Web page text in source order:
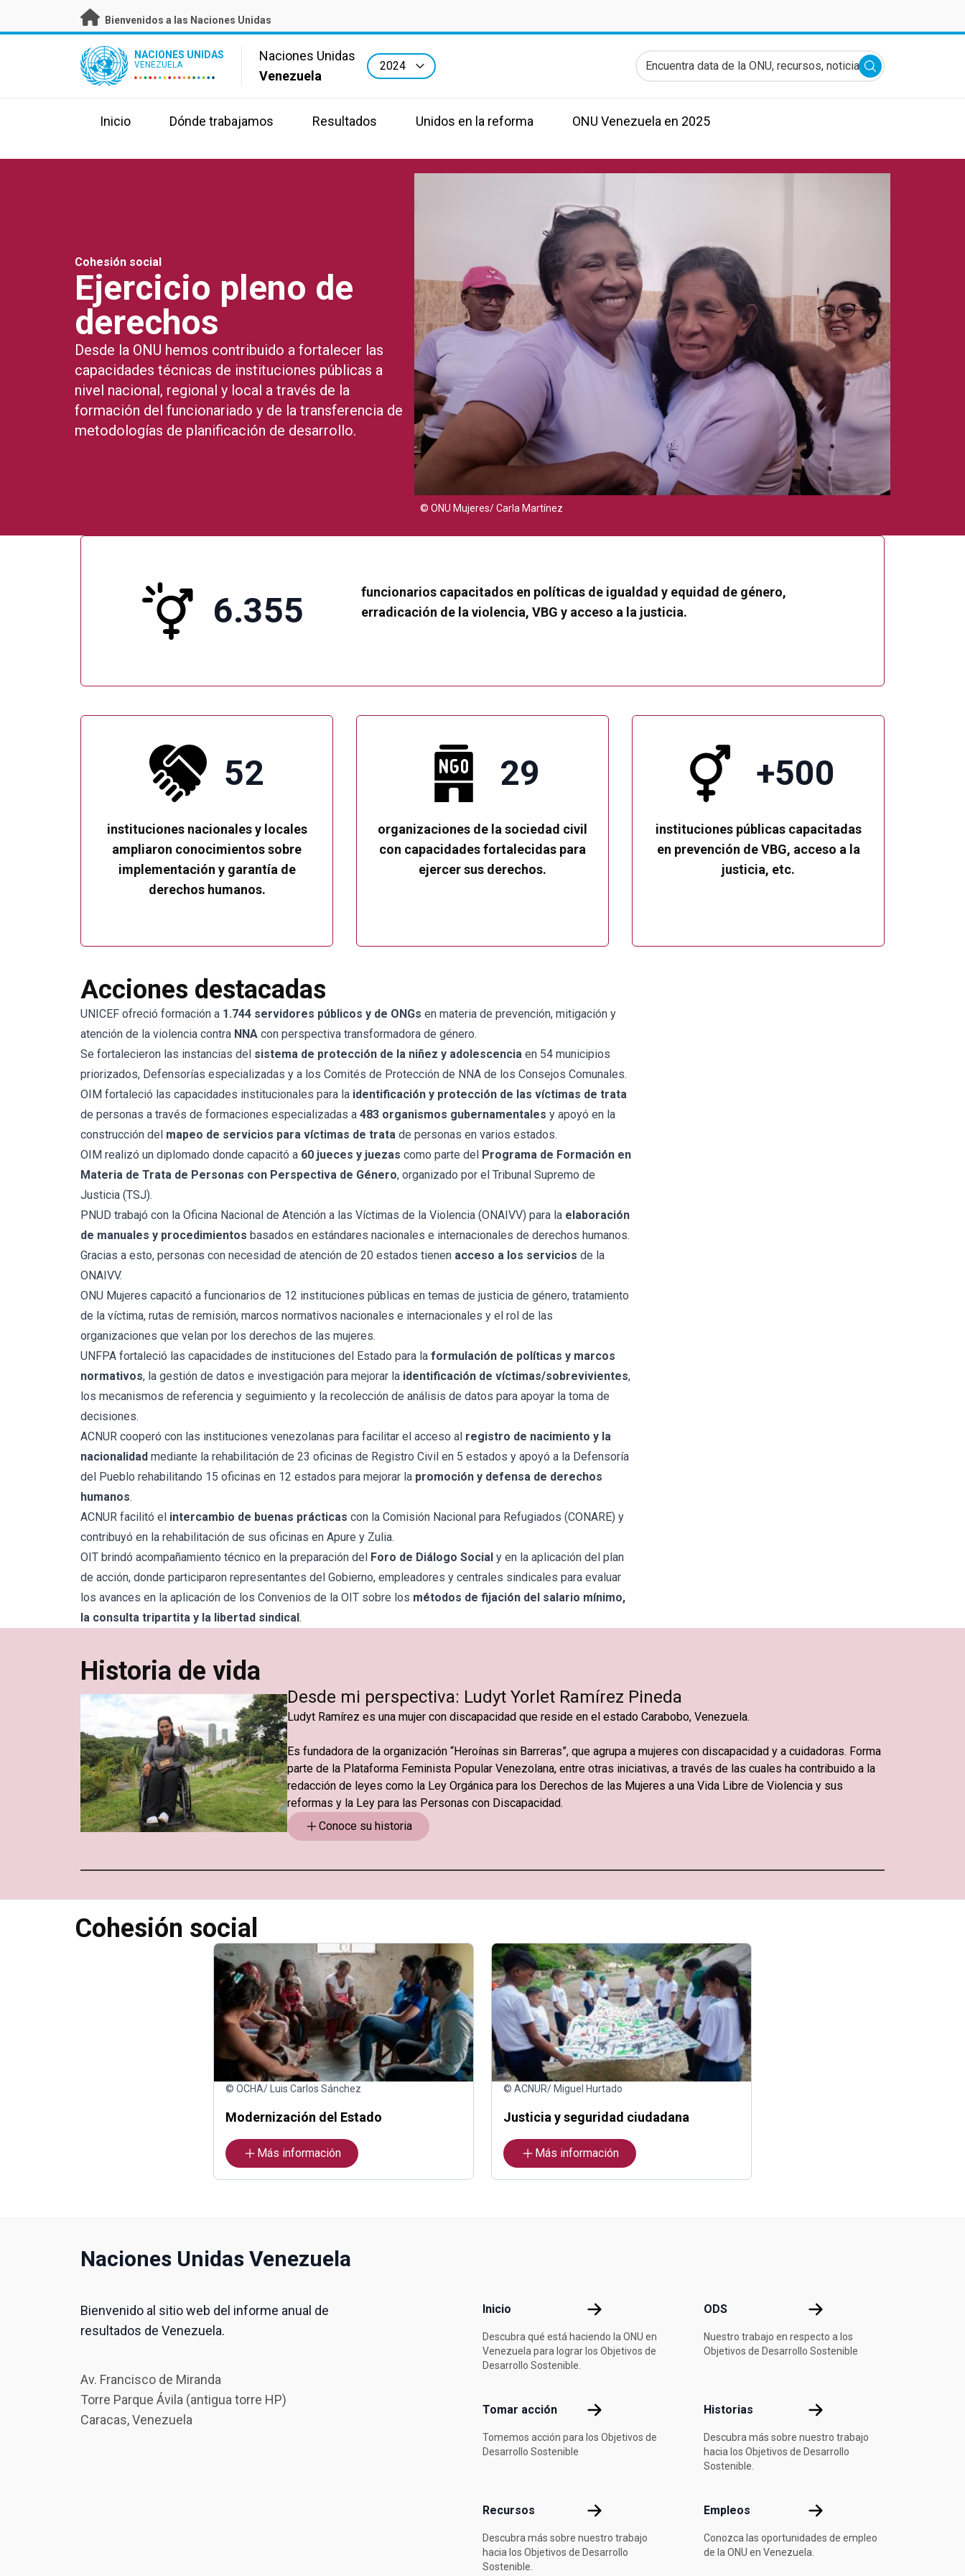
Bienvenidos a las Naciones Unidas
UN Logo NACIONES UNIDAS
VENEZUELA
Naciones Unidas
Venezuela
Encuentra data de la ONU, recursos, noticias y más...
Submit search
Inicio Dónde trabajamos Resultados Unidos en la reforma ONU Venezuela en 2025
Cohesión social
Ejercicio pleno de
derechos
Desde la ONU hemos contribuido a fortalecer las
capacidades técnicas de instituciones públicas a
nivel nacional, regional y local a través de la
formación del funcionariado y de la transferencia de
metodologías de planificación de desarrollo.
© ONU Mujeres/ Carla Martínez
6.355
funcionarios capacitados en políticas de igualdad y equidad de género,
erradicación de la violencia, VBG y acceso a la justicia.
52
instituciones nacionales y locales
ampliaron conocimientos sobre
implementación y garantía de
derechos humanos.
29
organizaciones de la sociedad civil
con capacidades fortalecidas para
ejercer sus derechos.
+500
instituciones públicas capacitadas
en prevención de VBG, acceso a la
justicia, etc.
Acciones destacadas
UNICEF ofreció formación a 1.744 servidores públicos y de ONGs en materia de prevención, mitigación y
atención de la violencia contra NNA con perspectiva transformadora de género.
Se fortalecieron las instancias del sistema de protección de la niñez y adolescencia en 54 municipios
priorizados, Defensorías especializadas y a los Comités de Protección de NNA de los Consejos Comunales.
OIM fortaleció las capacidades institucionales para la identificación y protección de las víctimas de trata
de personas a través de formaciones especializadas a 483 organismos gubernamentales y apoyó en la
construcción del mapeo de servicios para víctimas de trata de personas en varios estados.
OIM realizó un diplomado donde capacitó a 60 jueces y juezas como parte del Programa de Formación en
Materia de Trata de Personas con Perspectiva de Género, organizado por el Tribunal Supremo de
Justicia (TSJ).
PNUD trabajó con la Oficina Nacional de Atención a las Víctimas de la Violencia (ONAIVV) para la elaboración
de manuales y procedimientos basados en estándares nacionales e internacionales de derechos humanos.
Gracias a esto, personas con necesidad de atención de 20 estados tienen acceso a los servicios de la
ONAIVV.
ONU Mujeres capacitó a funcionarios de 12 instituciones públicas en temas de justicia de género, tratamiento
de la víctima, rutas de remisión, marcos normativos nacionales e internacionales y el rol de las
organizaciones que velan por los derechos de las mujeres.
UNFPA fortaleció las capacidades de instituciones del Estado para la formulación de políticas y marcos
normativos, la gestión de datos e investigación para mejorar la identificación de víctimas/sobrevivientes,
los mecanismos de referencia y seguimiento y la recolección de análisis de datos para apoyar la toma de
decisiones.
ACNUR cooperó con las instituciones venezolanas para facilitar el acceso al registro de nacimiento y la
nacionalidad mediante la rehabilitación de 23 oficinas de Registro Civil en 5 estados y apoyó a la Defensoría
del Pueblo rehabilitando 15 oficinas en 12 estados para mejorar la promoción y defensa de derechos
humanos.
ACNUR facilitó el intercambio de buenas prácticas con la Comisión Nacional para Refugiados (CONARE) y
contribuyó en la rehabilitación de sus oficinas en Apure y Zulia.
OIT brindó acompañamiento técnico en la preparación del Foro de Diálogo Social y en la aplicación del plan
de acción, donde participaron representantes del Gobierno, empleadores y centrales sindicales para evaluar
los avances en la aplicación de los Convenios de la OIT sobre los métodos de fijación del salario mínimo,
la consulta tripartita y la libertad sindical.
Historia de vida
Desde mi perspectiva: Ludyt Yorlet Ramírez Pineda
Ludyt Ramírez es una mujer con discapacidad que reside en el estado Carabobo, Venezuela.
Es fundadora de la organización “Heroínas sin Barreras”, que agrupa a mujeres con discapacidad y a cuidadoras. Forma
parte de la Plataforma Feminista Popular Venezolana, entre otras iniciativas, a través de las cuales ha contribuido a la
redacción de leyes como la Ley Orgánica para los Derechos de las Mujeres a una Vida Libre de Violencia y sus
reformas y la Ley para las Personas con Discapacidad.
Conoce su historia
© OCHA/ Luis Carlos Sánchez
Modernización del Estado
Más información
© ACNUR/ Miguel Hurtado
Justicia y seguridad ciudadana
Más información
Cohesión social
Naciones Unidas Venezuela
Bienvenido al sitio web del informe anual de
resultados de Venezuela.
Av. Francisco de Miranda
Torre Parque Ávila (antigua torre HP)
Caracas, Venezuela
Inicio Inicio
Descubra qué está haciendo la ONU en
Venezuela para lograr los Objetivos de
Desarrollo Sostenible.
ODS ODS
Nuestro trabajo en respecto a los
Objetivos de Desarrollo Sostenible
Tomar acción Tomar acción
Tomemos acción para los Objetivos de
Desarrollo Sostenible
Historias Historias
Descubra más sobre nuestro trabajo
hacia los Objetivos de Desarrollo
Sostenible.
Recursos Recursos
Descubra más sobre nuestro trabajo
hacia los Objetivos de Desarrollo
Sostenible.
Empleos Empleos
Conozca las oportunidades de empleo
de la ONU en Venezuela.